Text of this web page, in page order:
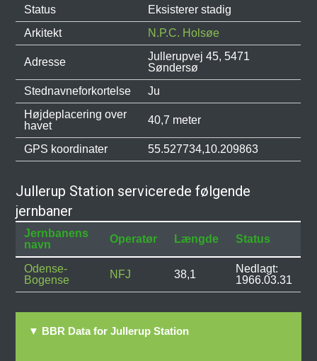
Status
Eksisterer stadig
Arkitekt
N.P.C. Holsøe
Adresse
Jullerupvej 45, 5471
Søndersø
Stednavneforkortelse
Ju
Højdeplacering over
havet
40,7 meter
GPS koordinater 55.527734,10.209863
Jullerup Station servicerede følgende
jernbaner
Jernbanens
navn
Operatør Længde Status
Odense-
Bogense
NFJ 38,1
Nedlagt:
1966.03.31
▼ BBR Data for Jullerup Station